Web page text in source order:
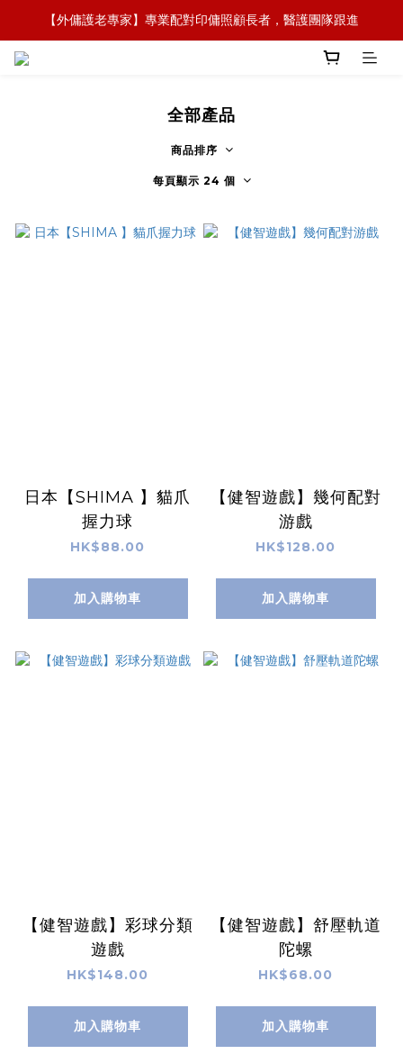
【全新概念】長者護理復康用品，可租可買，彈性選擇
【外傭護老專家】專業配對印傭照顧長者，醫護團隊跟進
【政府資助】善用社區照顧服務券，上門服務及租用產品
全部產品
商品排序
每頁顯示 24 個
日本【SHIMA 】貓爪
握力球
HK$88.00
加入購物車
【健智遊戲】幾何配對
游戲
HK$128.00
加入購物車
【健智遊戲】彩球分類
遊戲
HK$148.00
加入購物車
【健智遊戲】舒壓軌道
陀螺
HK$68.00
加入購物車